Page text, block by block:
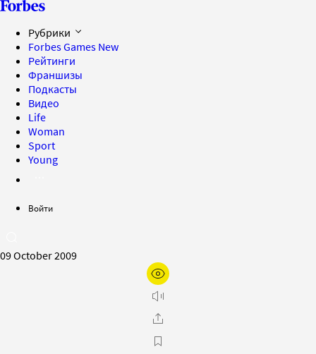
Рубрики
Forbes Games New
Рейтинги
Франшизы
Подкасты
Видео
Life
Woman
Sport
Young
Войти
09 October 2009